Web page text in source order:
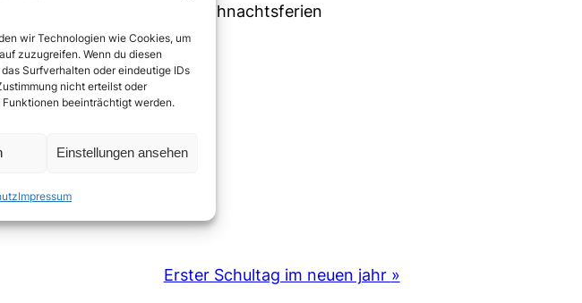
wir Technologien wie Cookies, um
zuzugreifen. Wenn du diesen
Surfverhalten oder eindeutige IDs
nicht erteilst oder
beeinträchtigt werden.
Einstellungen ansehen
Impressum
danach geht´s in die Weihnachtsferien
Erster Schultag im neuen jahr »